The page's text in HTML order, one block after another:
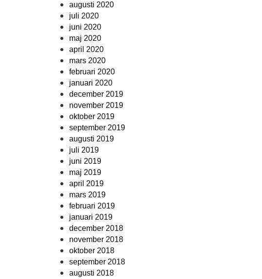
augusti 2020
juli 2020
juni 2020
maj 2020
april 2020
mars 2020
februari 2020
januari 2020
december 2019
november 2019
oktober 2019
september 2019
augusti 2019
juli 2019
juni 2019
maj 2019
april 2019
mars 2019
februari 2019
januari 2019
december 2018
november 2018
oktober 2018
september 2018
augusti 2018